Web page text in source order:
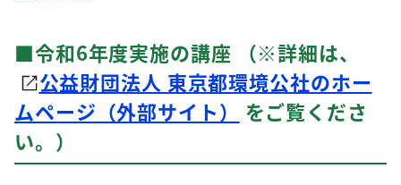
■令和6年度実施の講座 （※詳細は、
公益財団法人 東京都環境公社のホー
ムページ（外部サイト）
をご覧くださ
い。）